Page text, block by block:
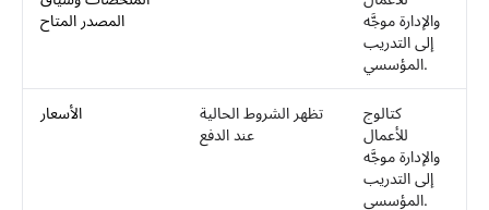
المصدر المتاح
والإدارة موجَّه
إلى التدريب
المؤسسي.
الأسعار
تظهر الشروط الحالية
عند الدفع
كتالوج
للأعمال
والإدارة موجَّه
إلى التدريب
المؤسسي.